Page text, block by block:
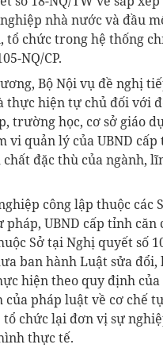
nhà nước và đầu
tổ chức trong hệ thống
NQ/CP.
Bộ Nội vụ đề nghị
thực hiện tự chủ đối với
trường học, cơ sở giáo
vi quản lý của UBND
đặc thù của ngành,
công lập thuộc các
pháp, UBND cấp tỉnh
Sở tại Nghị quyết số
ban hành Luật sửa đổi,
hiện theo quy định
pháp luật về cơ chế
chức lại đơn vị sự
thực tế.